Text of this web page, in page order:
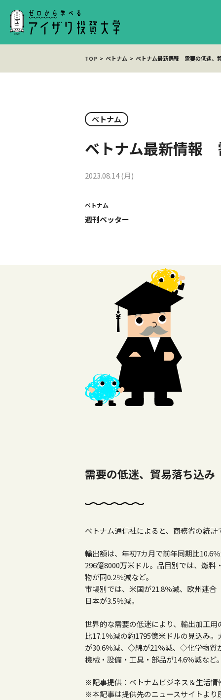
TOP ベトナム ベトナム最新情報 需要の低迷、
ベトナム
ベトナム最新情報
2023.08.14 (月)
ベトナム
週刊ベッター
需要の低迷、貿易落ち込み
ベトナム通信社によると、商務省の統
輸出額は、年初7カ月で前年同期比10.6
296億8000万米ドル。 品目別では、燃料
物が同0.2％減など。
市場別では、米国が21.8％減、欧州連合
日本が3.5％減。
世界的な需要の低迷により、輸出加工
比17.1％減の約1795億米ドルの見込み。
が30.6％減、◇綿が21％減、◇化学物
機械・設備・工具・部品が14.6％減など
※記事提供：ベトナムビジネス＆生活情
※本記事は提供先のニュースサイトより